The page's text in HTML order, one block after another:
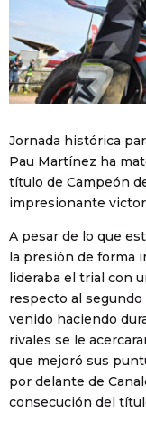
Jornada histórica
Pau Martínez ha
título de Campeón
impresionante
A pesar de lo que
la presión de forma
lideraba el trial con
respecto al
venido haciendo
rivales se le
que mejoró sus
por delante de
consecución del